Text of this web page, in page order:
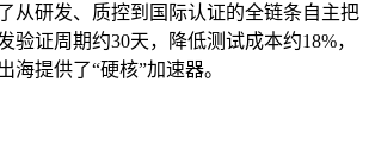
从研发、质控到国际认证的全链条自主把
验证周期约30天，降低测试成本约18%，
海提供了“硬核”加速器。